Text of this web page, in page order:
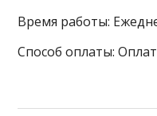
Время работы:
Способ оплаты: